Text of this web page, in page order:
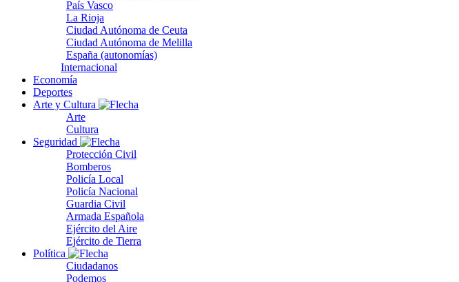
País Vasco
La Rioja
Ciudad Autónoma de Ceuta
Ciudad Autónoma de Melilla
España (autonomías)
Internacional
Economía
Deportes
Arte y Cultura
Arte
Cultura
Seguridad
Protección Civil
Bomberos
Policía Local
Policía Nacional
Guardia Civil
Armada Española
Ejército del Aire
Ejército de Tierra
Política
Ciudadanos
Podemos